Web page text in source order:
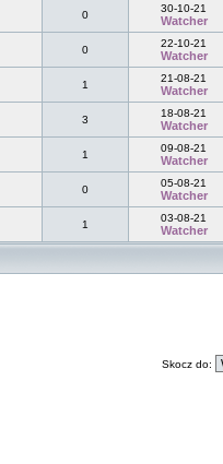
0
30-10-21
Watcher
0
22-10-21
Watcher
1
21-08-21
Watcher
3
18-08-21
Watcher
1
09-08-21
Watcher
0
05-08-21
Watcher
1
03-08-21
Watcher
Skocz do: